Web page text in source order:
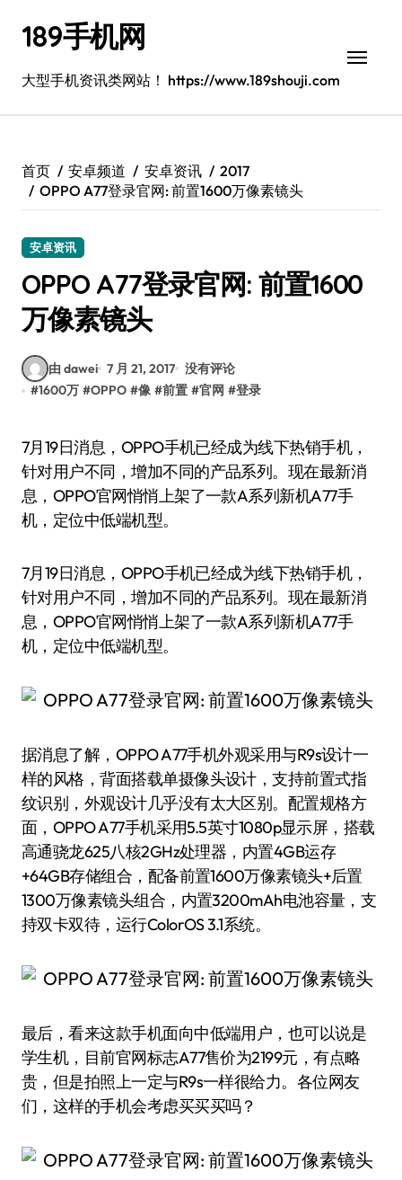
189手机网
大型手机资讯类网站！ https://www.189shouji.com
首页 安卓频道 安卓资讯
2017
OPPO A77登录官网: 前置1600万像素镜头
安卓资讯
OPPO A77登录官网: 前置1600
万像素镜头
由 dawei 7 月 21, 2017 没有评论
#1600万 #OPPO #像 #前置 #官网 #登录
7月19日消息，OPPO手机已经成为线下热销手机，
针对用户不同，增加不同的产品系列。现在最新消
息，OPPO官网悄悄上架了一款A系列新机A77手
机，定位中低端机型。
7月19日消息，OPPO手机已经成为线下热销手机，
针对用户不同，增加不同的产品系列。现在最新消
息，OPPO官网悄悄上架了一款A系列新机A77手
机，定位中低端机型。
据消息了解，OPPO A77手机外观采用与R9s设计一
样的风格，背面搭载单摄像头设计，支持前置式指
纹识别，外观设计几乎没有太大区别。配置规格方
面，OPPO A77手机采用5.5英寸1080p显示屏，搭载
高通骁龙625八核2GHz处理器，内置4GB运存
+64GB存储组合，配备前置1600万像素镜头+后置
1300万像素镜头组合，内置3200mAh电池容量，支
持双卡双待，运行ColorOS 3.1系统。
最后，看来这款手机面向中低端用户，也可以说是
学生机，目前官网标志A77售价为2199元，有点略
贵，但是拍照上一定与R9s一样很给力。各位网友
们，这样的手机会考虑买买买吗？